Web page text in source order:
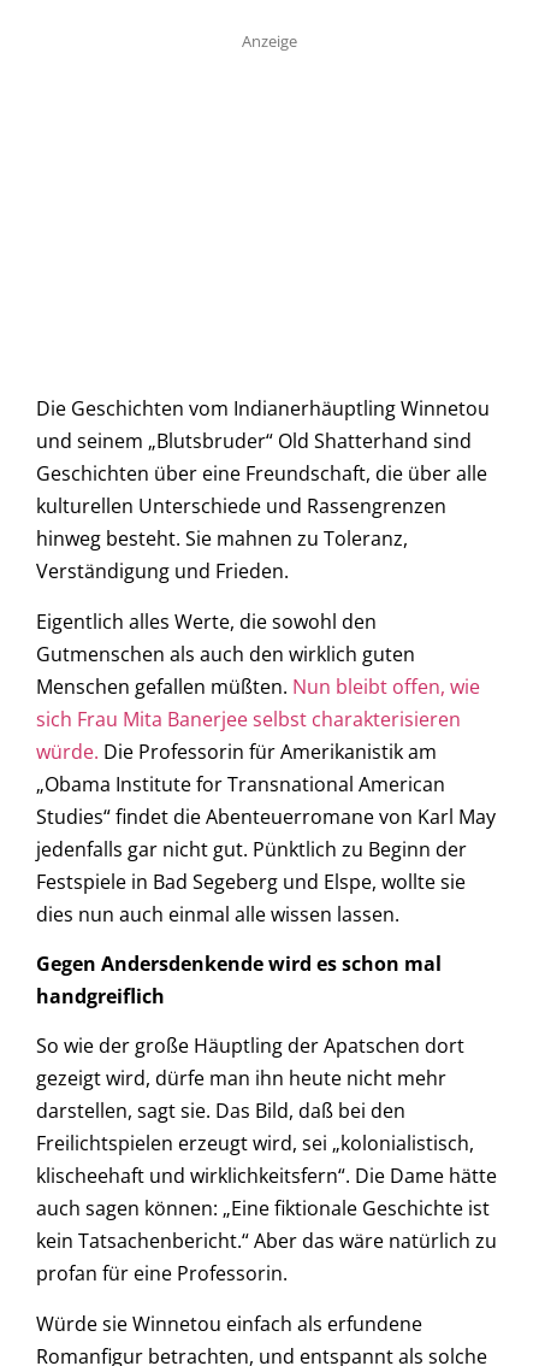
Anzeige
Die Geschichten vom Indianerhäuptling Winnetou
und seinem „Blutsbruder“ Old Shatterhand sind
Geschichten über eine Freundschaft, die über alle
kulturellen Unterschiede und Rassengrenzen
hinweg besteht. Sie mahnen zu Toleranz,
Verständigung und Frieden.
Eigentlich alles Werte, die sowohl den
Gutmenschen als auch den wirklich guten
Menschen gefallen müßten. Nun bleibt offen, wie
sich Frau Mita Banerjee selbst charakterisieren
würde. Die Professorin für Amerikanistik am
„Obama Institute for Transnational American
Studies“ findet die Abenteuerromane von Karl May
jedenfalls gar nicht gut. Pünktlich zu Beginn der
Festspiele in Bad Segeberg und Elspe, wollte sie
dies nun auch einmal alle wissen lassen.
Gegen Andersdenkende wird es schon mal
handgreiflich
So wie der große Häuptling der Apatschen dort
gezeigt wird, dürfe man ihn heute nicht mehr
darstellen, sagt sie. Das Bild, daß bei den
Freilichtspielen erzeugt wird, sei „kolonialistisch,
klischeehaft und wirklichkeitsfern“. Die Dame hätte
auch sagen können: „Eine fiktionale Geschichte ist
kein Tatsachenbericht.“ Aber das wäre natürlich zu
profan für eine Professorin.
Würde sie Winnetou einfach als erfundene
Romanfigur betrachten, und entspannt als solche